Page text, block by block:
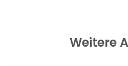
Weitere